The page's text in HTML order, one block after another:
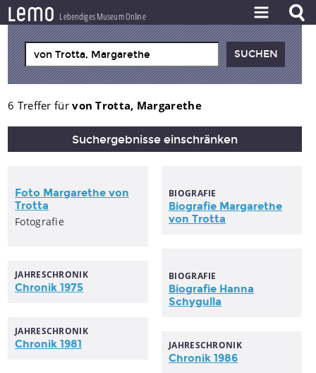
lemo Lebendiges Museum Online
ZEITSTRAHL
THEMEN
ZEITZEUGEN
BESTAND
PROJEKT
6 Treffer fürvon Trotta, Margarethe
Suchergebnisse einschränken
Foto Margarethe von
Trotta
Fotografie
BIOGRAFIE
Biografie Margarethe
von Trotta
BIOGRAFIE
Biografie Hanna
Schygulla
JAHRESCHRONIK
Chronik 1975
JAHRESCHRONIK
Chronik 1981 JAHRESCHRONIK
Chronik 1986